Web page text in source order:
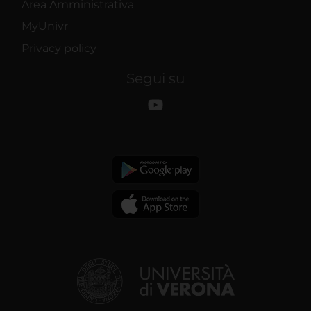
Area Amministrativa
MyUnivr
Privacy policy
Segui su